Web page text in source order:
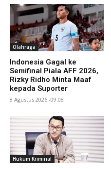
Olahraga
Indonesia Gagal ke
Semifinal Piala AFF 2026,
Rizky Ridho Minta Maaf
kepada Suporter
8 Agustus 2026 -09:08
Hukum Kriminal